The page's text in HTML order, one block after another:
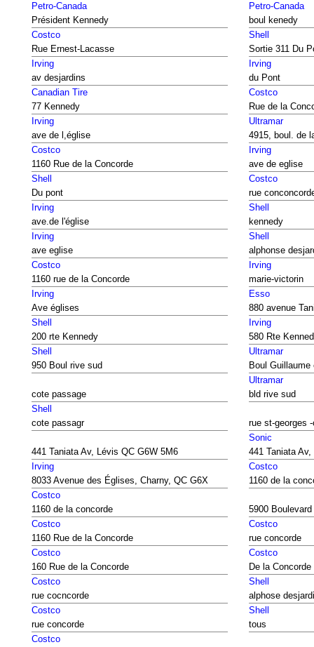
Petro-Canada
Président Kennedy
Petro-Canada
boul kenedy
Costco
Rue Ernest-Lacasse
Shell
Sortie 311 Du
Irving
av desjardins
Irving
du Pont
Canadian Tire
77 Kennedy
Costco
Rue de la
Irving
ave de l,église
Ultramar
4915, boul. de
Costco
1160 Rue de la Concorde
Irving
ave de eglise
Shell
Du pont
Costco
rue
Irving
ave.de l'église
Shell
kennedy
Irving
ave eglise
Shell
alphonse
Costco
1160 rue de la Concorde
Irving
marie-victorin
Irving
Ave églises
Esso
880 avenue
Shell
200 rte Kennedy
Irving
580 Rte
Shell
950 Boul rive sud
Ultramar
Boul Guillaume
cote passage
Ultramar
bld rive sud
Shell
cote passagr
rue st-georges
441 Taniata Av, Lévis QC G6W 5M6
Sonic
441 Taniata
Irving
8033 Avenue des Églises, Charny, QC G6X
Costco
1160 de la
Costco
1160 de la concorde
5900
Costco
1160 Rue de la Concorde
Costco
rue concorde
Costco
160 Rue de la Concorde
Costco
De la Concorde
Costco
rue cocncorde
Shell
alphose
Costco
rue concorde
Shell
tous
Costco